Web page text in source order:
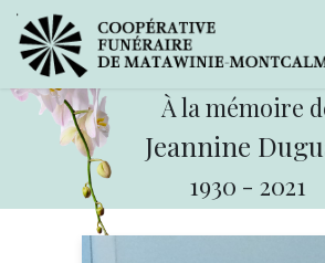
À la mémoire
Jeannine
1930 - 2021